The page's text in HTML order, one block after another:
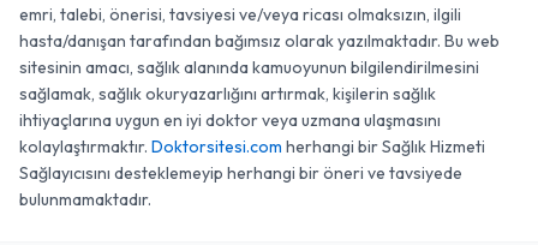
emri, talebi, önerisi, tavsiyesi ve/veya ricası olmaksızın, ilgili
hasta/danışan tarafından bağımsız olarak yazılmaktadır. Bu web
sitesinin amacı, sağlık alanında kamuoyunun bilgilendirilmesini
sağlamak, sağlık okuryazarlığını artırmak, kişilerin sağlık
ihtiyaçlarına uygun en iyi doktor veya uzmana ulaşmasını
kolaylaştırmaktır. Doktorsitesi.com herhangi bir Sağlık Hizmeti
Sağlayıcısını desteklemeyip herhangi bir öneri ve tavsiyede
bulunmamaktadır.